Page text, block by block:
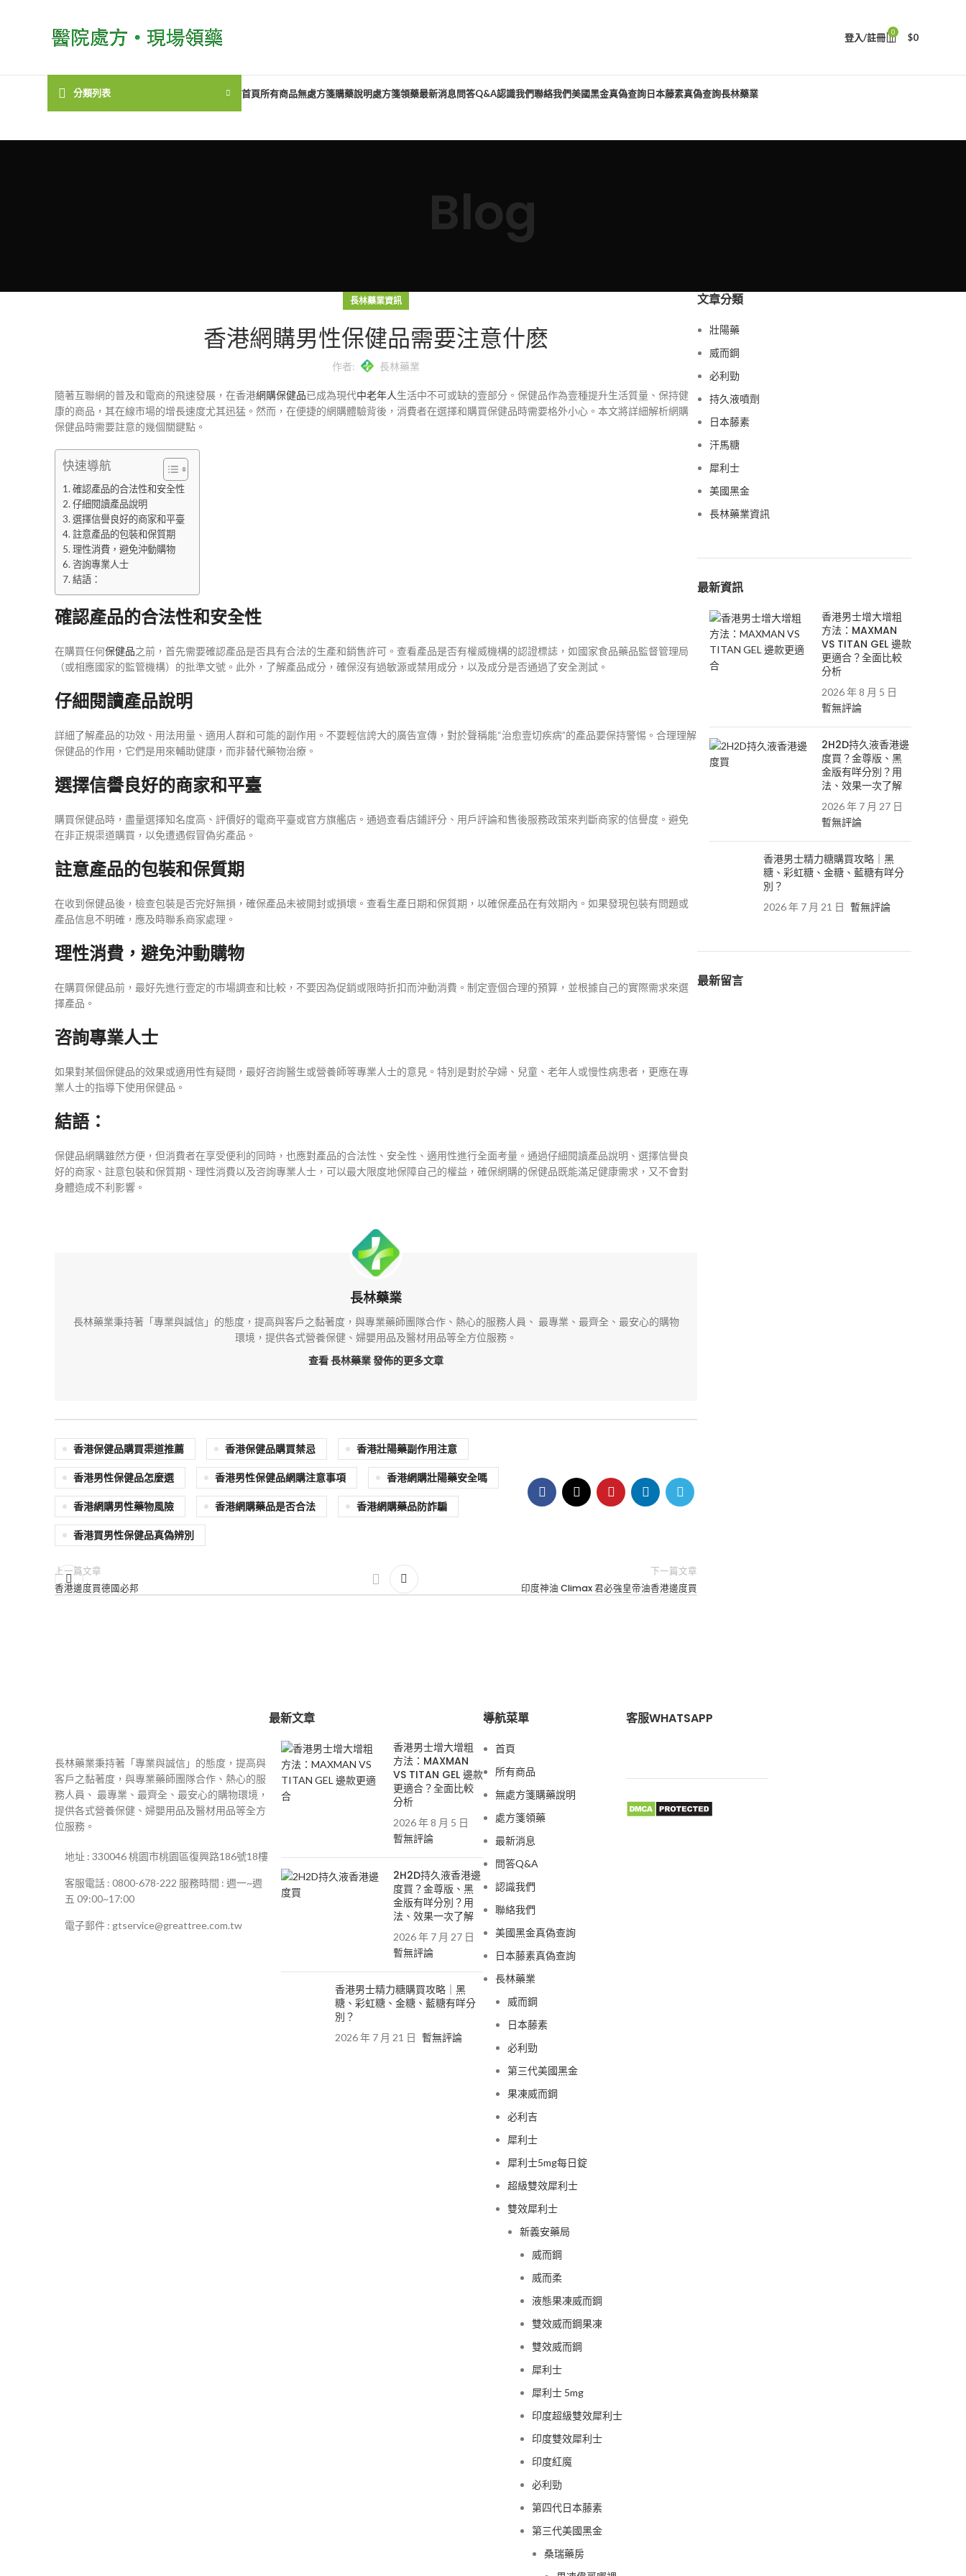
登入/註冊 0 $0
分類列表 首頁所有商品無處方箋購藥說明處方箋領藥最新消息問答Q&A認識我們聯絡我們美國黑金真偽查詢日本藤素真偽查詢長林藥業
Blog
長林藥業資訊
香港網購男性保健品需要注意什麽
作者: 長林藥業
隨著互聯網的普及和電商的飛速發展，在香港網購保健品已成為現代中老年人生活中不可或缺的壹部分。保健品作為壹種提升生活質量、保持健
康的商品，其在線市場的增長速度尤其迅猛。然而，在便捷的網購體驗背後，消費者在選擇和購買保健品時需要格外小心。本文將詳細解析網購
保健品時需要註意的幾個關鍵點。
快速導航
確認產品的合法性和安全性
仔細閱讀產品說明
選擇信譽良好的商家和平臺
註意產品的包裝和保質期
理性消費，避免沖動購物
咨詢專業人士
結語：
確認產品的合法性和安全性
在購買任何保健品之前，首先需要確認產品是否具有合法的生產和銷售許可。查看產品是否有權威機構的認證標誌，如國家食品藥品監督管理局
（或相應國家的監管機構）的批準文號。此外，了解產品成分，確保沒有過敏源或禁用成分，以及成分是否通過了安全測試。
仔細閱讀產品說明
詳細了解產品的功效、用法用量、適用人群和可能的副作用。不要輕信誇大的廣告宣傳，對於聲稱能“治愈壹切疾病”的產品要保持警惕。合理理解
保健品的作用，它們是用來輔助健康，而非替代藥物治療。
選擇信譽良好的商家和平臺
購買保健品時，盡量選擇知名度高、評價好的電商平臺或官方旗艦店。通過查看店鋪評分、用戶評論和售後服務政策來判斷商家的信譽度。避免
在非正規渠道購買，以免遭遇假冒偽劣產品。
註意產品的包裝和保質期
在收到保健品後，檢查包裝是否完好無損，確保產品未被開封或損壞。查看生產日期和保質期，以確保產品在有效期內。如果發現包裝有問題或
產品信息不明確，應及時聯系商家處理。
理性消費，避免沖動購物
在購買保健品前，最好先進行壹定的市場調查和比較，不要因為促銷或限時折扣而沖動消費。制定壹個合理的預算，並根據自己的實際需求來選
擇產品。
咨詢專業人士
如果對某個保健品的效果或適用性有疑問，最好咨詢醫生或營養師等專業人士的意見。特別是對於孕婦、兒童、老年人或慢性病患者，更應在專
業人士的指導下使用保健品。
結語：
保健品網購雖然方便，但消費者在享受便利的同時，也應對產品的合法性、安全性、適用性進行全面考量。通過仔細閱讀產品說明、選擇信譽良
好的商家、註意包裝和保質期、理性消費以及咨詢專業人士，可以最大限度地保障自己的權益，確保網購的保健品既能滿足健康需求，又不會對
身體造成不利影響。
長林藥業
長林藥業秉持著「專業與誠信」的態度，提高與客戶之黏著度，與專業藥師團隊合作、熱心的服務人員、 最專業、最齊全、最安心的購物
環境，提供各式營養保健、婦嬰用品及醫材用品等全方位服務。
查看 長林藥業發佈的更多文章
香港保健品購買渠道推薦 香港保健品購買禁忌 香港壯陽藥副作用注意
香港男性保健品怎麼選 香港男性保健品網購注意事項 香港網購壯陽藥安全嗎
香港網購男性藥物風險 香港網購藥品是否合法 香港網購藥品防詐騙
香港買男性保健品真偽辨別
上一篇文章
香港邊度買德國必邦
下一篇文章
印度神油 Climax 君必強皇帝油香港邊度買
文章分類
壯陽藥
威而鋼
必利勁
持久液噴劑
日本藤素
汗馬糖
犀利士
美國黑金
長林藥業資訊
最新資訊
香港男士增大增粗
方法：MAXMAN
VS TITAN GEL 邊款
更適合？全面比較
分析
2026 年 8 月 5 日
暫無評論
2H2D持久液香港邊
度買？金尊版、黑
金版有咩分別？用
法、效果一次了解
2026 年 7 月 27 日
暫無評論
香港男士精力糖購買攻略｜黑
糖、彩虹糖、金糖、藍糖有咩分
別？
2026 年 7 月 21 日 暫無評論
最新留言
長林藥業秉持著「專業與誠信」的態度，提高與
客戶之黏著度，與專業藥師團隊合作、熱心的服
務人員、 最專業、最齊全、最安心的購物環境，
提供各式營養保健、婦嬰用品及醫材用品等全方
位服務。
地址 : 330046 桃園市桃園區復興路186號18樓
客服電話 : 0800-678-222 服務時間 : 週一~週
五 09:00~17:00
電子郵件 : gtservice@greattree.com.tw
最新文章
香港男士增大增粗
方法：MAXMAN
VS TITAN GEL 邊款
更適合？全面比較
分析
2026 年 8 月 5 日
暫無評論
2H2D持久液香港邊
度買？金尊版、黑
金版有咩分別？用
法、效果一次了解
2026 年 7 月 27 日
暫無評論
香港男士精力糖購買攻略｜黑
糖、彩虹糖、金糖、藍糖有咩分
別？
2026 年 7 月 21 日 暫無評論
導航菜單
首頁
所有商品
無處方箋購藥說明
處方箋領藥
最新消息
問答Q&A
認識我們
聯絡我們
美國黑金真偽查詢
日本藤素真偽查詢
長林藥業
威而鋼
日本藤素
必利勁
第三代美國黑金
果凍威而鋼
必利吉
犀利士
犀利士5mg每日錠
超級雙效犀利士
雙效犀利士
新義安藥局
威而鋼
威而柔
液態果凍威而鋼
雙效威而鋼果凍
雙效威而鋼
犀利士
犀利士 5mg
印度超級雙效犀利士
印度雙效犀利士
印度紅魔
必利勁
第四代日本藤素
第三代美國黑金
桑瑞藥房
客服WHATSAPP